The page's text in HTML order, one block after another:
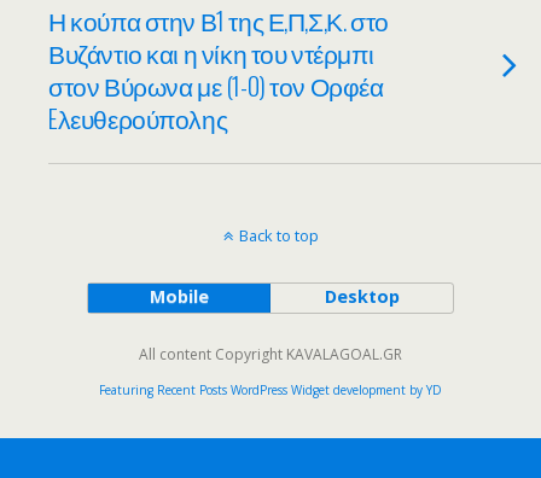
Η κούπα στην Β1 της Ε,Π,Σ,Κ. στο
Βυζάντιο και η νίκη του ντέρμπι
στον Βύρωνα με (1-0) τον Ορφέα
Eλευθερούπολης
Back to top
Mobile Desktop
All content Copyright KAVALAGOAL.GR
Featuring Recent Posts WordPress Widget development by YD